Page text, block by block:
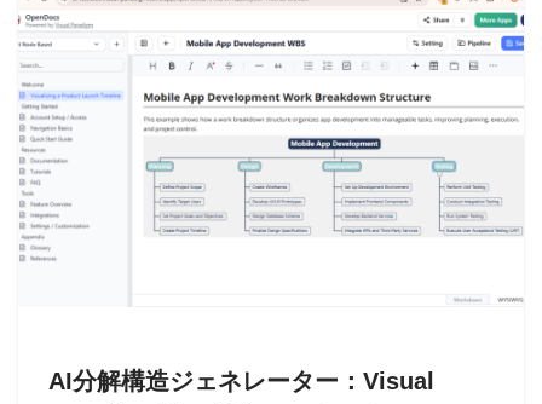
AI分解構造ジェネレーター：Visual